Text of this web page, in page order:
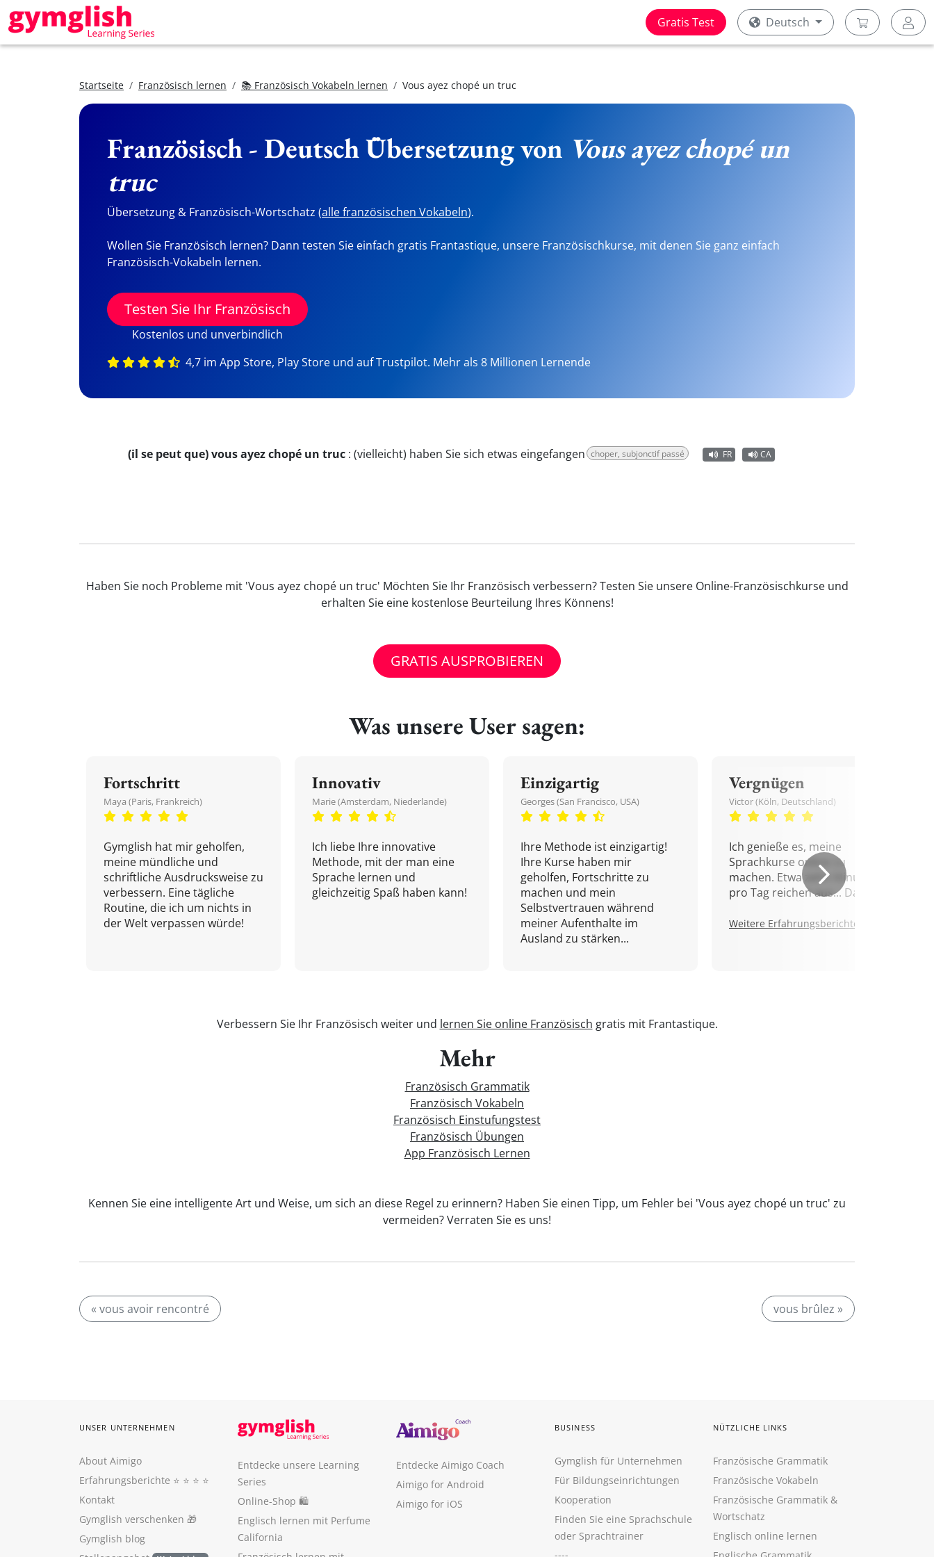
Gratis Test Deutsch
Startseite Französisch lernen 📚 Französisch Vokabeln lernen Vous ayez chopé un truc
Französisch - Deutsch Übersetzung von Vous ayez chopé un
truc
Übersetzung & Französisch-Wortschatz (alle französischen Vokabeln).
Wollen Sie Französisch lernen? Dann testen Sie einfach gratis Frantastique, unsere Französischkurse, mit denen Sie ganz einfach
Französisch-Vokabeln lernen.
Testen Sie Ihr Französisch
Kostenlos und unverbindlich
4,7 im App Store, Play Store und auf Trustpilot. Mehr als 8 Millionen Lernende
(il se peut que) vous ayez chopé un truc : (vielleicht) haben Sie sich etwas eingefangen choper, subjonctif passé FR CA
Haben Sie noch Probleme mit 'Vous ayez chopé un truc' Möchten Sie Ihr Französisch verbessern? Testen Sie unsere Online-Französischkurse und
erhalten Sie eine kostenlose Beurteilung Ihres Könnens!
GRATIS AUSPROBIEREN
Was unsere User sagen:
Fortschritt
Maya (Paris, Frankreich)
Gymglish hat mir geholfen,
meine mündliche und
schriftliche Ausdrucksweise zu
verbessern. Eine tägliche
Routine, die ich um nichts in
der Welt verpassen würde!
Innovativ
Marie (Amsterdam, Niederlande)
Ich liebe Ihre innovative
Methode, mit der man eine
Sprache lernen und
gleichzeitig Spaß haben kann!
Einzigartig
Georges (San Francisco, USA)
Ihre Methode ist einzigartig!
Ihre Kurse haben mir
geholfen, Fortschritte zu
machen und mein
Selbstvertrauen während
meiner Aufenthalte im
Ausland zu stärken...
Vergnügen
Victor (Köln, Deutschland)
Ich genieße es, meine
Sprachkurse online zu
machen. Etwa zehn Minuten
pro Tag reichen aus... Danke!
Weitere Erfahrungsberichte.
Verbessern Sie Ihr Französisch weiter und lernen Sie online Französisch gratis mit Frantastique.
Mehr
Französisch Grammatik
Französisch Vokabeln
Französisch Einstufungstest
Französisch Übungen
App Französisch Lernen
Kennen Sie eine intelligente Art und Weise, um sich an diese Regel zu erinnern? Haben Sie einen Tipp, um Fehler bei 'Vous ayez chopé un truc' zu
vermeiden? Verraten Sie es uns!
« vous avoir rencontré vous brûlez »
UNSER UNTERNEHMEN
About Aimigo
Erfahrungsberichte ⭐️ ⭐️ ⭐️ ⭐️
Kontakt
Gymglish verschenken 🎁
Gymglish blog
Entdecke unsere Learning
Series
Online-Shop 🛍
Englisch lernen mit Perfume
California
Entdecke Aimigo Coach
Aimigo for Android
Aimigo for iOS
BUSINESS
Gymglish für Unternehmen
Für Bildungseinrichtungen
Kooperation
Finden Sie eine Sprachschule
oder Sprachtrainer
NÜTZLICHE LINKS
Französische Grammatik
Französische Vokabeln
Französische Grammatik &
Wortschatz
Englisch online lernen